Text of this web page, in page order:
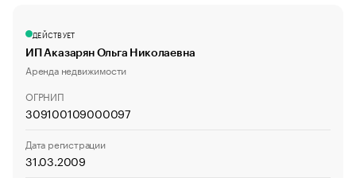
ДЕЙСТВУЕТ
ИП Аказарян Ольга Николаевна
Аренда недвижимости
ОГРНИП
309100109000097
Дата регистрации
31.03.2009